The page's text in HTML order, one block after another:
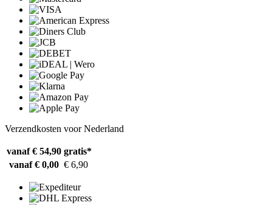
Verzendkosten voor Nederland
vanaf € 54,90 gratis*
vanaf € 0,00 € 6,90